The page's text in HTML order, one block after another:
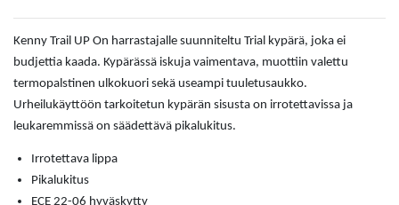
Kenny Trail UP On harrastajalle suunniteltu Trial kypärä, joka ei
budjettia kaada. Kypärässä iskuja vaimentava, muottiin valettu
termopalstinen ulkokuori sekä useampi tuuletusaukko.
Urheilukäyttöön tarkoitetun kypärän sisusta on irrotettavissa ja
leukaremmissä on säädettävä pikalukitus.
Irrotettava lippa
Pikalukitus
ECE 22-06 hyväskytty